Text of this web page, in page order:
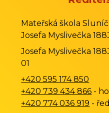
Mateřská škola
Josefa Myslivečka
Josefa Myslivečka
01
+420 595 174 850
+420 739 434 866 -
+420 774 036 919 -